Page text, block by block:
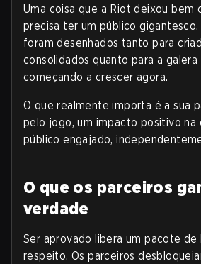
Uma coisa que a Riot deixou bem
precisa ter um público gigantesco.
foram desenhados tanto para
consolidados quanto para a galera
começando a crescer agora.
O que realmente importa é a sua
pelo jogo, um impacto positivo na
público engajado,
O que os parceiros
verdade
Ser aprovado libera um pacote
respeito. Os parceiros